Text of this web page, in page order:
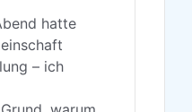
hatte
– ich